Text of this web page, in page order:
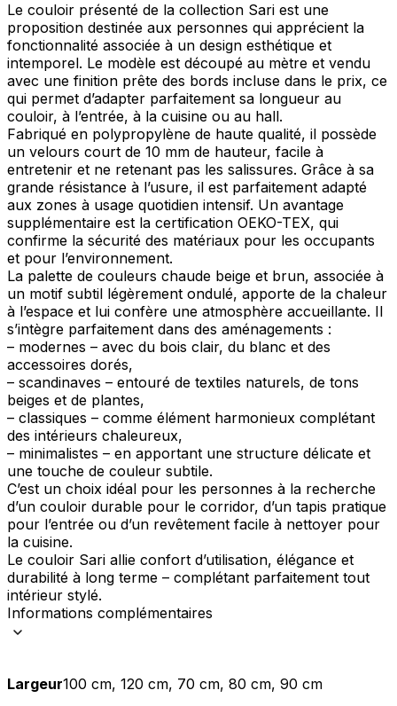
Le couloir présenté de la collection Sari est une
proposition destinée aux personnes qui apprécient la
fonctionnalité associée à un design esthétique et
intemporel. Le modèle est découpé au mètre et vendu
avec une finition prête des bords incluse dans le prix, ce
qui permet d’adapter parfaitement sa longueur au
couloir, à l’entrée, à la cuisine ou au hall.
Fabriqué en polypropylène de haute qualité, il possède
un velours court de 10 mm de hauteur, facile à
entretenir et ne retenant pas les salissures. Grâce à sa
grande résistance à l’usure, il est parfaitement adapté
aux zones à usage quotidien intensif. Un avantage
supplémentaire est la certification OEKO-TEX, qui
confirme la sécurité des matériaux pour les occupants
et pour l’environnement.
La palette de couleurs chaude beige et brun, associée à
un motif subtil légèrement ondulé, apporte de la chaleur
à l’espace et lui confère une atmosphère accueillante. Il
s’intègre parfaitement dans des aménagements :
– modernes – avec du bois clair, du blanc et des
accessoires dorés,
– scandinaves – entouré de textiles naturels, de tons
beiges et de plantes,
– classiques – comme élément harmonieux complétant
des intérieurs chaleureux,
– minimalistes – en apportant une structure délicate et
une touche de couleur subtile.
C’est un choix idéal pour les personnes à la recherche
d’un couloir durable pour le corridor, d’un tapis pratique
pour l’entrée ou d’un revêtement facile à nettoyer pour
la cuisine.
Le couloir Sari allie confort d’utilisation, élégance et
durabilité à long terme – complétant parfaitement tout
intérieur stylé.
Informations complémentaires
Largeur100 cm, 120 cm, 70 cm, 80 cm, 90 cm